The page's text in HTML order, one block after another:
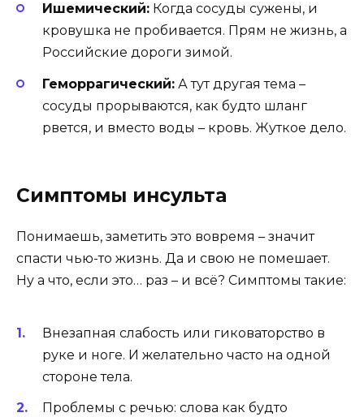
Ишемический: Когда сосуды сужены, и
кровушка не пробивается. Прям не жизнь, а
Российские дороги зимой.
Геморрагический: А тут другая тема –
сосуды прорываются, как будто шланг
рвется, и вместо воды – кровь. Жуткое дело.
Симптомы инсульта
Понимаешь, заметить это вовремя – значит
спасти чью-то жизнь. Да и свою не помешает.
Ну а что, если это… раз – и всё? Симптомы такие:
Внезапная слабость или гиковаторство в
руке и ноге. И желательно часто на одной
стороне тела.
Проблемы с речью: слова как будто